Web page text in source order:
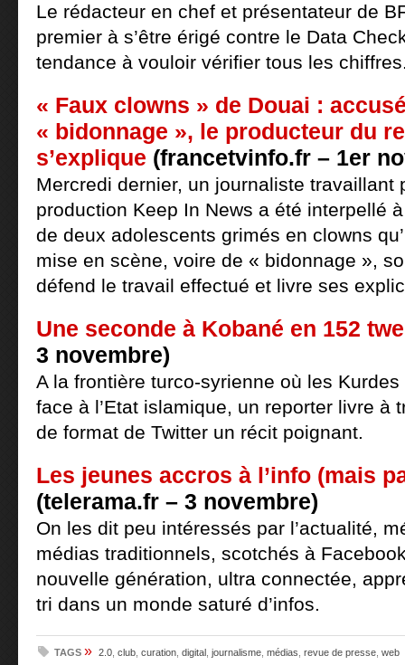
Le rédacteur en chef et présentateur de
premier à s’être érigé contre le Data
tendance à vouloir vérifier tous les
« Faux clowns » de Douai :
« bidonnage », le producteur du
s’explique (francetvinfo.fr – 1er
Mercredi dernier, un journaliste travaillant
production Keep In News a été interpellé
de deux adolescents grimés en clowns
mise en scène, voire de « bidonnage »,
défend le travail effectué et livre ses
Une seconde à Kobané en 152
3 novembre)
A la frontière turco-syrienne où les
face à l’Etat islamique, un reporter livre à
de format de Twitter un récit poignant.
Les jeunes accros à l’info (mais
(telerama.fr – 3 novembre)
On les dit peu intéressés par l’actualité,
médias traditionnels, scotchés à
nouvelle génération, ultra connectée,
tri dans un monde saturé d’infos.
TAGS » 2.0 club curation digital journalisme médias revue de presse web